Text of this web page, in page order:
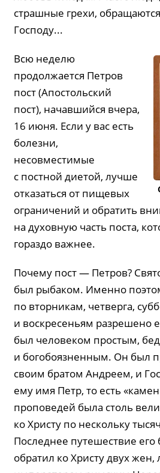
страшные грехи,
Господу...
Всю неделю
продолжается Петров
пост (Апостольский
пост), начавшийся вчера,
16 июня. Если у вас есть
болезни,
несовместимые
с постной диетой, лучше
отказаться от пищевых
ограничений и обратить
на духовную часть поста,
гораздо важнее.
Почему пост — Петров?
был рыбаком. Именно
по вторникам, четверга,
и воскресеньям разрешено
был человеком простым,
и богобоязненным. Он был
своим братом Андреем, и
ему имя Петр, то есть
проповедей была столь
ко Христу по нескольку
Последнее путешествие
обратил ко Христу двух